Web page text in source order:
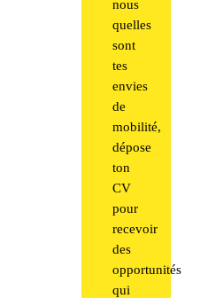
nous
quelles
sont
tes
envies
de
mobilité,
dépose
ton
CV
pour
recevoir
des
opportunités
qui